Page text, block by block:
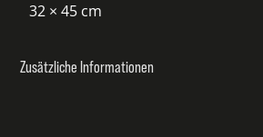
32 × 45 cm
Zusätzliche Informationen